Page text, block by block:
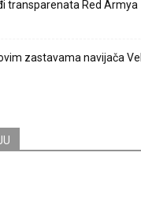
transparenata Red Armya
zastavama navijača